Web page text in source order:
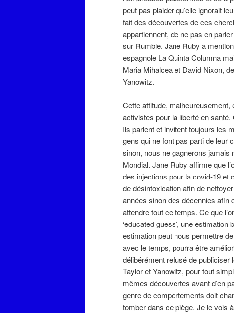
peut pas plaider qu’elle ignorait
fait des découvertes de ces
appartiennent, de ne pas en
sur Rumble. Jane Ruby a
espagnole La Quinta Columna
Maria Mihalcea et David Nixon,
Yanowitz.
Cette attitude,
activistes pour la liberté en
Ils parlent et invitent toujours les
gens qui ne font pas parti de leur
sinon, nous ne gagnerons
Mondial. Jane Ruby affirme que
des injections pour la covid-19 et
de désintoxication afin de
années sinon des décennies afin
attendre tout ce temps. Ce que
‘educated guess’, une
estimation peut nous permettre
avec le temps, pourra être
délibérément refusé de
Taylor et Yanowitz, pour tout
mêmes découvertes avant d’en
genre de comportements doit
tomber dans ce piège. Je le vois